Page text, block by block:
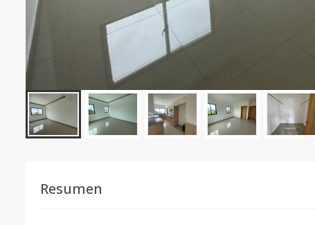
Resumen